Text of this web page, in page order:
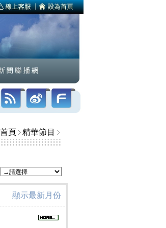
首頁 精華節目
顯示最新月份